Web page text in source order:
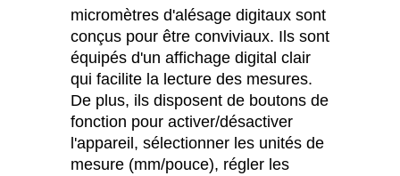
micromètres d'alésage digitaux sont
conçus pour être conviviaux. Ils sont
équipés d'un affichage digital clair
qui facilite la lecture des mesures.
De plus, ils disposent de boutons de
fonction pour activer/désactiver
l'appareil, sélectionner les unités de
mesure (mm/pouce), régler les